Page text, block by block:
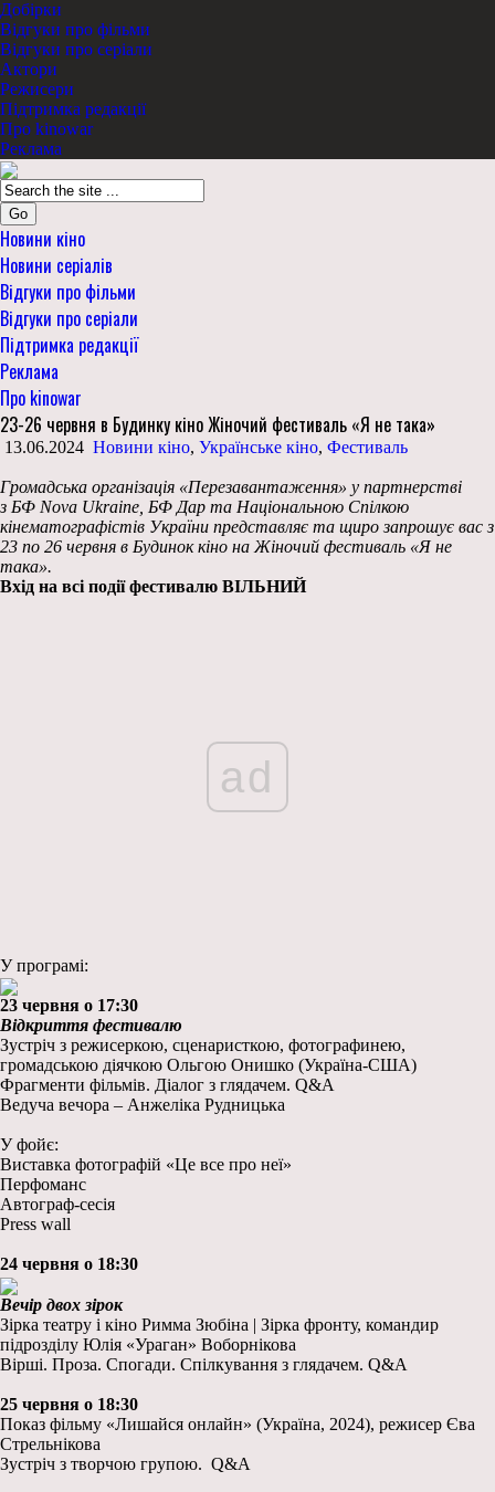
Добірки
Відгуки про фільми
Відгуки про серіали
Актори
Режисери
Підтримка редакції
Про kinowar
Реклама
Go
Новини кіно
Новини серіалів
Відгуки про фільми
Відгуки про серіали
Підтримка редакції
Реклама
Про kinowar
23-26 червня в Будинку кіно Жіночий фестиваль «Я не така»
13.06.2024 Новини кіно, Українське кіно, Фестиваль
Громадська організація «Перезавантаження» у партнерстві
з БФ Nova Ukraine, БФ Дар та Національною Спілкою
кінематографістів України представляє та щиро запрошує вас з
23 по 26 червня в Будинок кіно на Жіночий фестиваль «Я не
така».
Вхід на всі події фестивалю ВІЛЬНИЙ
ad
У програмі:
23 червня о 17:30
Відкриття фестивалю
Зустріч з режисеркою, сценаристкою, фотографинею,
громадською діячкою Ольгою Онишко (Україна-США)
Фрагменти фільмів. Діалог з глядачем. Q&A
Ведуча вечора – Анжеліка Рудницька
У фойє:
Виставка фотографій «Це все про неї»
Перфоманс
Автограф-сесія
Рress wall
24 червня о 18:30
Вечір двох зірок
Зірка театру і кіно Римма Зюбіна | Зірка фронту, командир
підрозділу Юлія «Ураган» Воборнікова
Вірші. Проза. Спогади. Спілкування з глядачем. Q&A
25 червня о 18:30
Показ фільму «Лишайся онлайн» (Україна, 2024), режисер Єва
Стрельнікова
Зустріч з творчою групою. Q&A